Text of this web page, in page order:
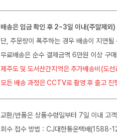
배송은 입금 확인 후 2~3일 이내(주말제외
단, 주문량이 폭주하는 경우 배송이 지연될
무료배송은 순수 결제금액 6만원 이상 구
제주도 및 도서산간지역은 추가배송비(도
모든 배송 과정은 CCTV로 촬영 후 출고 진
교환/반품은 상품수령일부터 7일 이내 고
회수 접수 방법 : CJ대한통운택배